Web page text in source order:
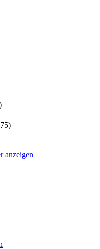
anzeigen